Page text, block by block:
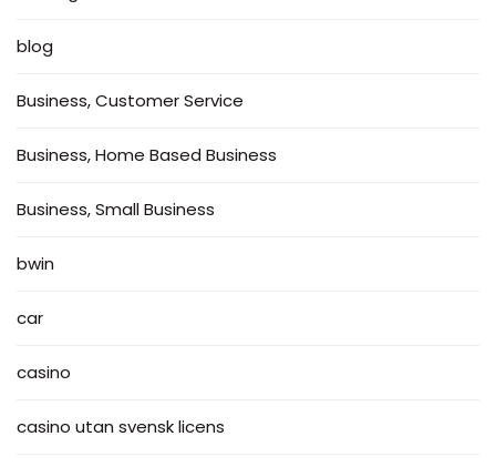
blog
Business, Customer Service
Business, Home Based Business
Business, Small Business
bwin
car
casino
casino utan svensk licens